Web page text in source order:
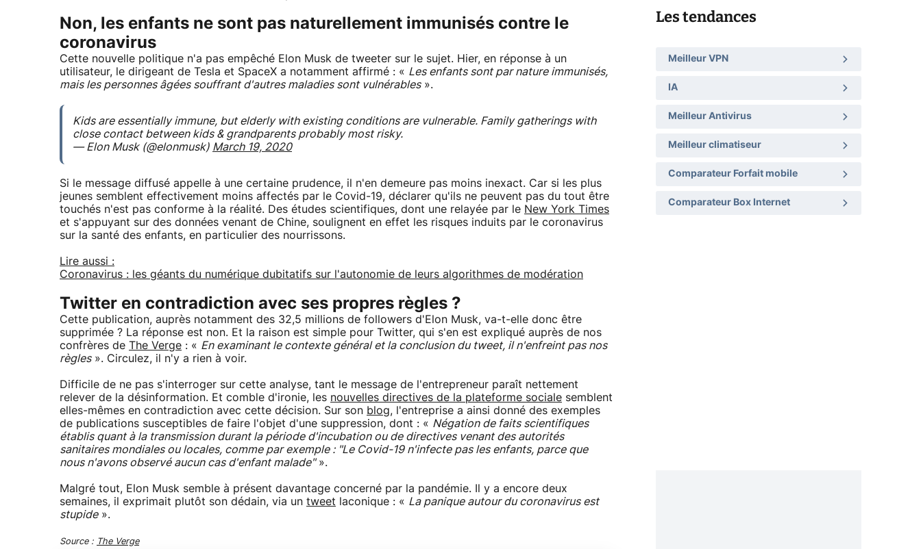
Non, les enfants ne sont pas naturellement immunisés contre le
coronavirus
Cette nouvelle politique n'a pas empêché Elon Musk de tweeter sur le sujet. Hier, en réponse à un
utilisateur, le dirigeant de Tesla et SpaceX a notamment affirmé : « Les enfants sont par nature immunisés,
mais les personnes âgées souffrant d'autres maladies sont vulnérables».
Kids are essentially immune, but elderly with existing conditions are vulnerable. Family gatherings with
close contact between kids & grandparents probably most risky.
— Elon Musk (@elonmusk) March 19, 2020
Si le message diffusé appelle à une certaine prudence, il n'en demeure pas moins inexact. Car si les plus
jeunes semblent effectivement moins affectés par le Covid-19, déclarer qu'ils ne peuvent pas du tout être
touchés n'est pas conforme à la réalité. Des études scientifiques, dont une relayée par le New York Times
et s'appuyant sur des données venant de Chine, soulignent en effet les risques induits par le coronavirus
sur la santé des enfants, en particulier des nourrissons.
Lire aussi :
Coronavirus : les géants du numérique dubitatifs sur l'autonomie de leurs algorithmes de modération
Twitter en contradiction avec ses propres règles ?
Cette publication, auprès notamment des 32,5 millions de followers d'Elon Musk, va-t-elle donc être
supprimée ? La réponse est non. Et la raison est simple pour Twitter, qui s'en est expliqué auprès de nos
confrères de The Verge : « En examinant le contexte général et la conclusion du tweet, il n'enfreint pas nos
règles». Circulez, il n'y a rien à voir.
Difficile de ne pas s'interroger sur cette analyse, tant le message de l'entrepreneur paraît nettement
relever de la désinformation. Et comble d'ironie, les nouvelles directives de la plateforme sociale semblent
elles-mêmes en contradiction avec cette décision. Sur son blog, l'entreprise a ainsi donné des exemples
de publications susceptibles de faire l'objet d'une suppression, dont : « Négation de faits scientifiques
établis quant à la transmission durant la période d'incubation ou de directives venant des autorités
sanitaires mondiales ou locales, comme par exemple : "Le Covid-19 n'infecte pas les enfants, parce que
nous n'avons observé aucun cas d'enfant malade"».
Malgré tout, Elon Musk semble à présent davantage concerné par la pandémie. Il y a encore deux
semaines, il exprimait plutôt son dédain, via un tweet laconique : « La panique autour du coronavirus est
stupide».
Source : The Verge
Les tendances
Meilleur VPN
IA
Meilleur Antivirus
Meilleur climatiseur
Comparateur Forfait mobile
Comparateur Box Internet